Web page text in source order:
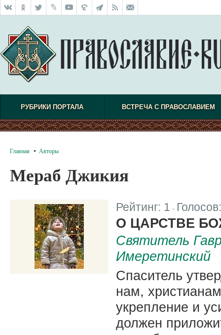
РУБРИКИ ПОРТАЛА ВСТРЕЧА С ПРАВОСЛАВИЕМ
Главная Авторы
Мераб Джикия
Рейтинг: 1
О ЦАРСТВЕ
Святитель
Имеретинский
Спаситель
нам,
укрепление и
должен